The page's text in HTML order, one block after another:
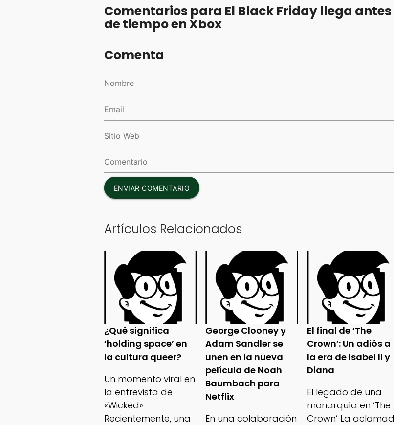
Comentarios para El Black Friday llega antes
de tiempo en Xbox
Comenta
ENVIAR COMENTARIO
Artículos Relacionados
¿Qué significa
‘holding space’ en
la cultura queer?
Un momento viral en
la entrevista de
«Wicked»
Recientemente, una
George Clooney y
Adam Sandler se
unen en la nueva
película de Noah
Baumbach para
Netflix
En una colaboración
El final de ‘The
Crown’: Un adiós a
la era de Isabel II y
Diana
El legado de una
monarquía en ‘The
Crown’ La aclamad